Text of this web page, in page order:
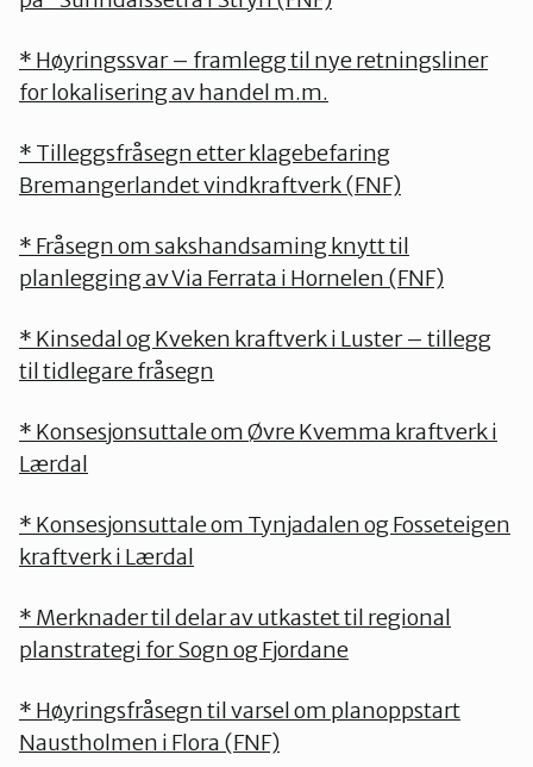
* Høyringssvar – framlegg til nye retningsliner
for lokalisering av handel m.m.
* Tilleggsfråsegn etter klagebefaring
Bremangerlandet vindkraftverk (FNF)
* Fråsegn om sakshandsaming knytt til
planlegging av Via Ferrata i Hornelen (FNF)
* Kinsedal og Kveken kraftverk i Luster – tillegg
til tidlegare fråsegn
* Konsesjonsuttale om Øvre Kvemma kraftverk i
Lærdal
* Konsesjonsuttale om Tynjadalen og Fosseteigen
kraftverk i Lærdal
* Merknader til delar av utkastet til regional
planstrategi for Sogn og Fjordane
* Høyringsfråsegn til varsel om planoppstart
Naustholmen i Flora (FNF)